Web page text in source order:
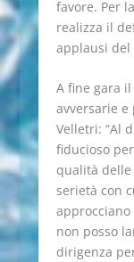
favore. Per
realizza il
applausi
A fine gara
avversarie
Velletri: “Al
fiducioso
qualità delle
serietà con
approcciano
non posso
dirigenza